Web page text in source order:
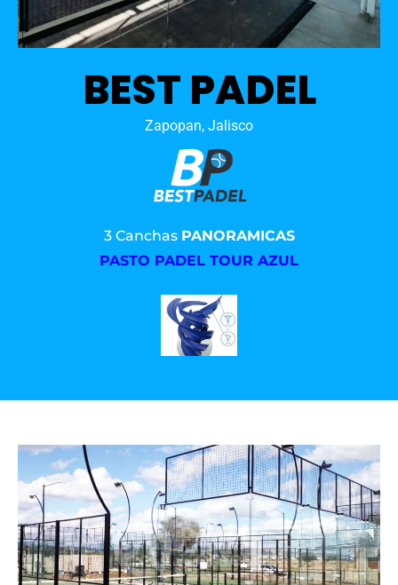
BEST PADEL
Zapopan, Jalisco
3 Canchas PANORAMICAS
PASTO PADEL TOUR AZUL